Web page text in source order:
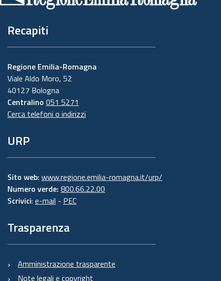
Recapiti
Regione Emilia-Romagna
Viale Aldo Moro, 52
40127 Bologna
Centralino 051 5271
Cerca telefoni o indirizzi
URP
Sito web: www.regione.emilia-romagna.it/urp/
Numero verde: 800.66.22.00
Scrivici: e-mail - PEC
Trasparenza
Amministrazione trasparente
Note legali e copyright